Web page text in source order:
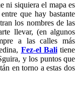
ni siquiera el mapa es
que hay bastante
los nombres de las
llevar, (en algunos
a las calles más
Fez-el Balitiene
y los puntos que
en torno a estas dos